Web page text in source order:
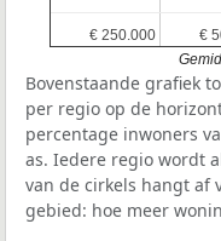
€ 250.000
€ 250.000 €
€
Bovenstaande grafiek
per regio op de
percentage inwoners
as. Iedere regio wordt
van de cirkels hangt af
gebied: hoe meer